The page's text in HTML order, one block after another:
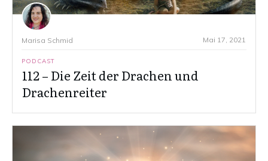
Marisa Schmid Mai 17, 2021
PODCAST
112 – Die Zeit der Drachen und
Drachenreiter